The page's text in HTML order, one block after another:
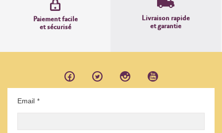
Paiement facile
et sécurisé
Livraison rapide
et garantie
Email *